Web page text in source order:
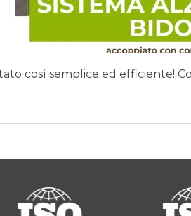
così semplice ed efficiente!